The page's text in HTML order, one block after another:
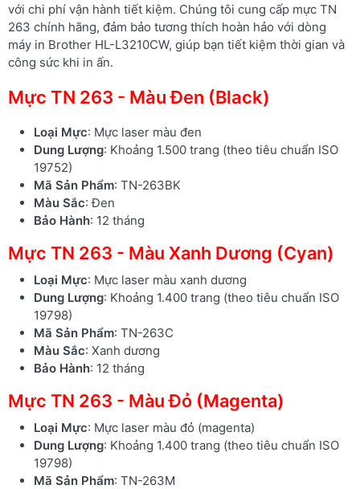
với chi phí vận hành tiết kiệm. Chúng tôi cung cấp mực TN
263 chính hãng, đảm bảo tương thích hoàn hảo với dòng
máy in Brother HL-L3210CW, giúp bạn tiết kiệm thời gian và
công sức khi in ấn.
Mực TN 263 - Màu Đen (Black)
Loại Mực: Mực laser màu đen
Dung Lượng: Khoảng 1.500 trang (theo tiêu chuẩn ISO
19752)
Mã Sản Phẩm: TN-263BK
Màu Sắc: Đen
Bảo Hành: 12 tháng
Mực TN 263 - Màu Xanh Dương (Cyan)
Loại Mực: Mực laser màu xanh dương
Dung Lượng: Khoảng 1.400 trang (theo tiêu chuẩn ISO
19798)
Mã Sản Phẩm: TN-263C
Màu Sắc: Xanh dương
Bảo Hành: 12 tháng
Mực TN 263 - Màu Đỏ (Magenta)
Loại Mực: Mực laser màu đỏ (magenta)
Dung Lượng: Khoảng 1.400 trang (theo tiêu chuẩn ISO
19798)
Mã Sản Phẩm: TN-263M